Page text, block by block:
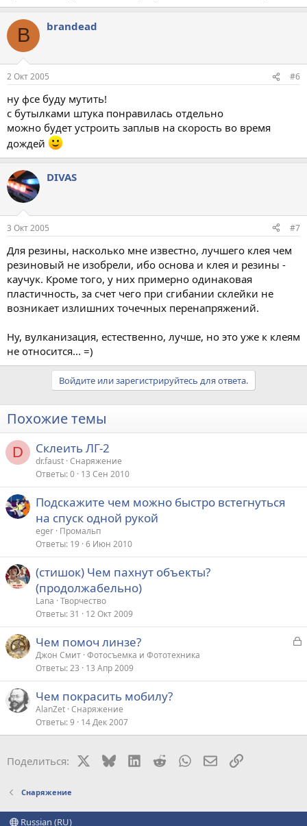
B brandead
2 Окт 2005 #6
ну фсе буду мутить!
с бутылками штука понравилась отдельно
можно будет устроить заплыв на скорость во время
дождей
DIVAS
3 Окт 2005 #7
Для резины, насколько мне известно, лучшего клея чем
резиновый не изобрели, ибо основа и клея и резины -
каучук. Кроме того, у них примерно одинаковая
пластичность, за счет чего при сгибании склейки не
возникает излишних точечных перенапряжений.
Ну, вулканизация, естественно, лучше, но это уже к клеям
не относится... =)
Войдите или зарегистрируйтесь для ответа.
Похожие темы
D Склеить ЛГ-2
dr.faust Снаряжение
Ответы 0 13 Сен 2010
Подскажите чем можно быстро встегнуться
на спуск одной рукой
eger Промальп
Ответы 19 6 Июн 2010
(стишок) Чем пахнут объекты?
(продолжабельно)
Lana Творчество
Ответы 31 12 Окт 2009
З
р
Чем помоч линзе?
Джон Смит Фотосъемка и Фототехника
Ответы 23 13 Апр 2009
Чем покрасить мобилу?
AlanZet Снаряжение
Ответы 9 14 Дек 2007
Поделиться: BlueskyLinkedIn
RedditWhatsAppЭлектронная
Ссылка
Снаряжение
Russian (RU)